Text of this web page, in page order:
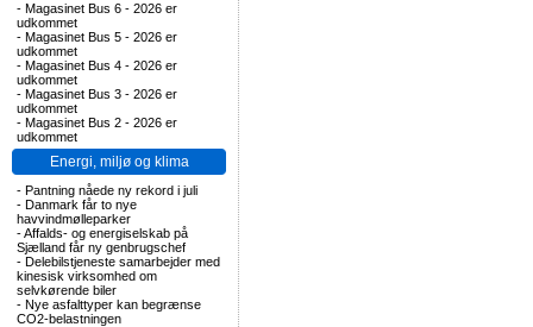
- Magasinet Bus 6 - 2026 er
udkommet
- Magasinet Bus 5 - 2026 er
udkommet
- Magasinet Bus 4 - 2026 er
udkommet
- Magasinet Bus 3 - 2026 er
udkommet
- Magasinet Bus 2 - 2026 er
udkommet
Energi, miljø og klima
- Pantning nåede ny rekord i juli
- Danmark får to nye
havvindmølleparker
-Affalds- og energiselskab på
Sjælland får ny genbrugschef
- Delebilstjeneste samarbejder med
kinesisk virksomhed om
selvkørende biler
- Nye asfalttyper kan begrænse
CO2-belastningen